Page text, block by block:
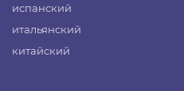
испанский
итальянский
китайский